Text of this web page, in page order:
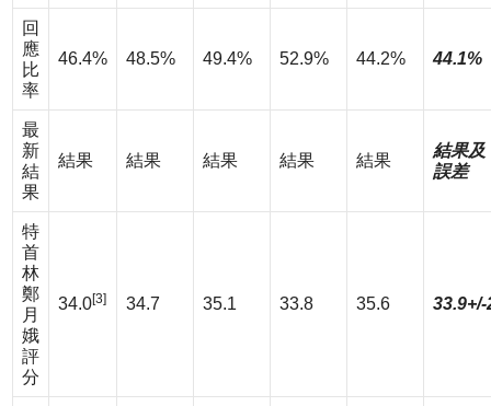
回
應
比
率
46.4% 48.5% 49.4% 52.9% 44.2% 44.1%
最
新
結
果
結果 結果 結果 結果 結果
結果及
誤差
特
首
林
鄭
月
娥
評
分
34.0[3] 34.7 35.1 33.8 35.6 33.9+/-